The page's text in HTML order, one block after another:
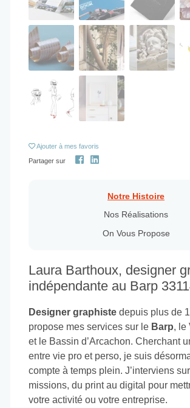
Ajouter à mes favoris
Partager sur
Notre Histoire
Nos Réalisations
On Vous Propose
Laura Barthoux, designer
indépendante au Barp
Designer graphiste depuis plus de
propose mes services sur le Barp, le
et le Bassin d’Arcachon. Cherchant
entre vie pro et perso, je suis
compte à temps plein. J’interviens
missions, du print au digital pour
votre activité ou votre entreprise.